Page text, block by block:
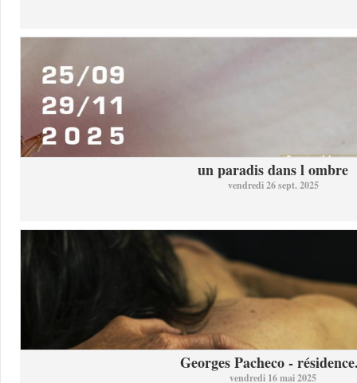
un paradis dans l ombre
vendredi 26 sept. 2025
Georges Pacheco -
vendredi 16 mai 2025